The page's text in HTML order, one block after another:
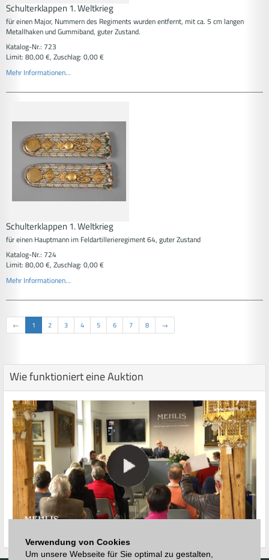
Verwendung von Cookies
Um unsere Webseite für Sie optimal zu gestalten,
Schulterklappen 1. Weltkrieg
für einen Major, Nummern des Regiments wurden entfernt, mit ca. 5 cm langen
Metallhaken und Gummiband, guter Zustand.
Katalog-Nr.: 723
Limit: 80,00 €, Zuschlag: 0,00 €
Mehr Informationen...
Schulterklappen 1. Weltkrieg
für einen Hauptmann im Feldartillerieregiment 64, guter Zustand
Katalog-Nr.: 724
Limit: 80,00 €, Zuschlag: 0,00 €
Mehr Informationen...
← 1 2 3 4 5 6 7 8 →
Wie funktioniert eine Auktion